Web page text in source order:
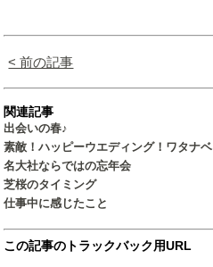
< 前の記事
関連記事
出会いの春♪
素敵！ハッピーウエディング！ワタナベ
名大社ならではの忘年会
芝桜のタイミング
仕事中に感じたこと
この記事のトラックバック用URL